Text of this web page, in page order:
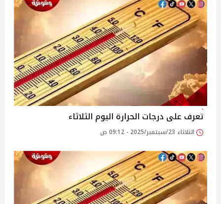
تعرف على درجات الحرارة اليوم الثلاثاء
الثلاثاء 23/سبتمبر/2025 - 09:12 ص